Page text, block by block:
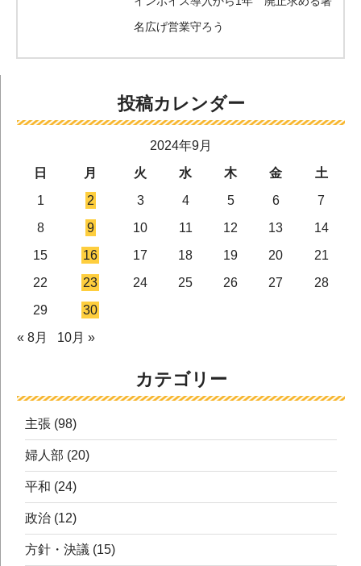
名広げ営業守ろう
投稿カレンダー
2024年9月
日
月 火 水 木 金
土
1
2 3 4 5 6
7
8
9 10 11 12 13
14
15
16 17 18 19 20
21
22
23 24 25 26 27
28
29
30
« 8月
10月 »
カテゴリー
主張 (98)
婦人部 (20)
平和 (24)
政治 (12)
方針・決議 (15)